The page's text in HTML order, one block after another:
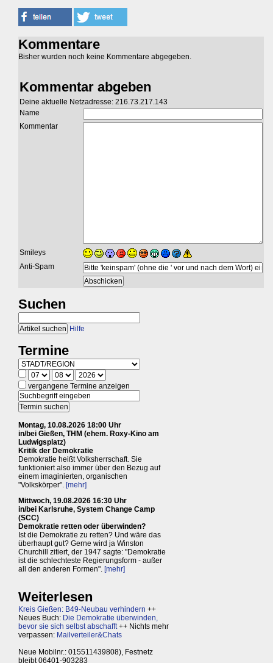
Kommentare
Bisher wurden noch keine Kommentare abgegeben.
Kommentar abgeben
Deine aktuelle Netzadresse: 216.73.217.143
Name
Kommentar
Smileys
Anti-Spam
Suchen
Hilfe
Termine
vergangene Termine anzeigen
Montag, 10.08.2026 18:00 Uhr
in/bei Gießen, THM (ehem. Roxy-Kino am
Ludwigsplatz)
Kritik der Demokratie
Demokratie heißt Volksherrschaft. Sie
funktioniert also immer über den Bezug auf
einem imaginierten, organischen
"Volkskörper". [mehr]
Mittwoch, 19.08.2026 16:30 Uhr
in/bei Karlsruhe, System Change Camp
(SCC)
Demokratie retten oder überwinden?
Ist die Demokratie zu retten? Und wäre das
überhaupt gut? Gerne wird ja Winston
Churchill zitiert, der 1947 sagte: "Demokratie
ist die schlechteste Regierungsform - außer
all den anderen Formen". [mehr]
Weiterlesen
Kreis Gießen: B49-Neubau verhindern ++
Neues Buch: Die Demokratie überwinden,
bevor sie sich selbst abschafft++ Nichts mehr
verpassen: Mailverteiler&Chats
Neue Mobilnr.: 015511439808), Festnetz
bleibt 06401-903283